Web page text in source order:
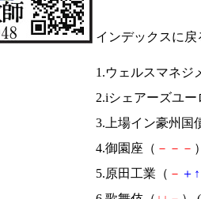
インデックスに戻
1.ウェルスマネジ
2.iシェアーズユ
3.上場イン豪州国
4.御園座（ － － －
5.原田工業（ － ＋ ↑